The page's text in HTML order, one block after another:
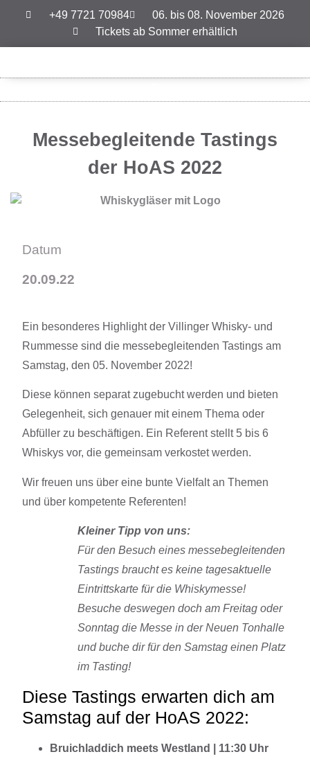
+49 7721 70984
06. bis 08. November 2026
Tickets ab Sommer erhältlich
Messebegleitende Tastings
der HoAS 2022
Datum
20.09.22
Ein besonderes Highlight der Villinger Whisky- und
Rummesse sind die messebegleitenden Tastings am
Samstag, den 05. November 2022!
Diese können separat zugebucht werden und bieten
Gelegenheit, sich genauer mit einem Thema oder
Abfüller zu beschäftigen. Ein Referent stellt 5 bis 6
Whiskys vor, die gemeinsam verkostet werden.
Wir freuen uns über eine bunte Vielfalt an Themen
und über kompetente Referenten!
Kleiner Tipp von uns:
Für den Besuch eines messebegleitenden
Tastings braucht es keine tagesaktuelle
Eintrittskarte für die Whiskymesse!
Besuche deswegen doch am Freitag oder
Sonntag die Messe in der Neuen Tonhalle
und buche dir für den Samstag einen Platz
im Tasting!
Diese Tastings erwarten dich am
Samstag auf der HoAS 2022:
Bruichladdich meets Westland | 11:30 Uhr